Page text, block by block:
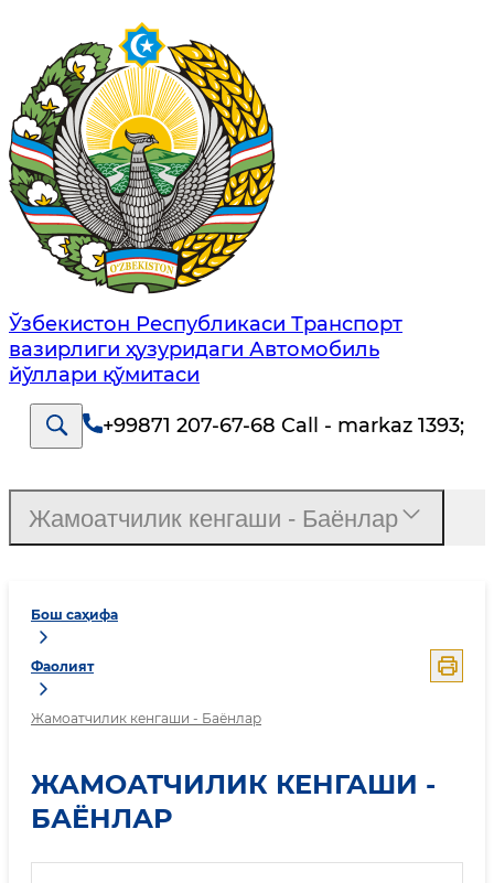
Ўзбекистон Республикаси Транспорт
вазирлиги ҳузуридаги Автомобиль
йўллари қўмитаси
+99871 207-67-68 Call - markaz 1393;
Бош саҳифа
Фаолият
Жамоатчилик кенгаши - Баёнлар
ЖАМОАТЧИЛИК КЕНГАШИ -
БАЁНЛАР
Жамоатчилик кенгаши - Баёнлар